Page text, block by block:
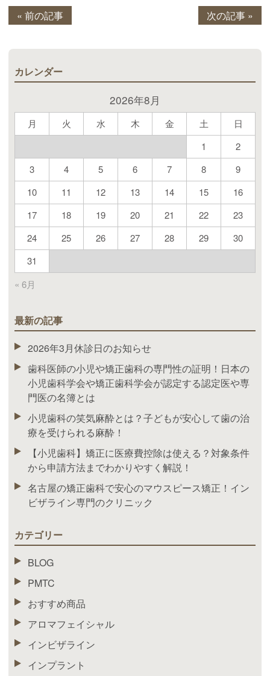
« 前の記事 次の記事 »
カレンダー
2026年8月
月 火 水 木 金 土 日
« 6月
1
2
3
4 5 6 7 8
9
10
11 12 13 14 15
16
17
18 19 20 21 22
23
24
25 26 27 28 29
30
31
最新の記事
2026年3月休診日のお知らせ
歯科医師の小児や矯正歯科の専門性の証明！日本の
小児歯科学会や矯正歯科学会が認定する認定医や専
門医の名簿とは
小児歯科の笑気麻酔とは？子どもが安心して歯の治
療を受けられる麻酔！
【小児歯科】矯正に医療費控除は使える？対象条件
から申請方法までわかりやすく解説！
名古屋の矯正歯科で安心のマウスピース矯正！イン
ビザライン専門のクリニック
カテゴリー
BLOG
PMTC
おすすめ商品
アロマフェイシャル
インビザライン
インプラント